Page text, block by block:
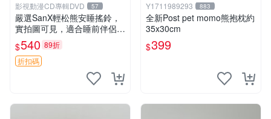
影視動漫CD專輯DVD 57
嚴選SanX輕松熊安睡搖鈴，
實拍圖可見，適合睡前伴侶，
Picks安撫好物 0325 懸吊 電
腦
$540 89折
折扣碼
Y1711989293 883
全新Post pet momo熊抱枕約
35x30cm
$399